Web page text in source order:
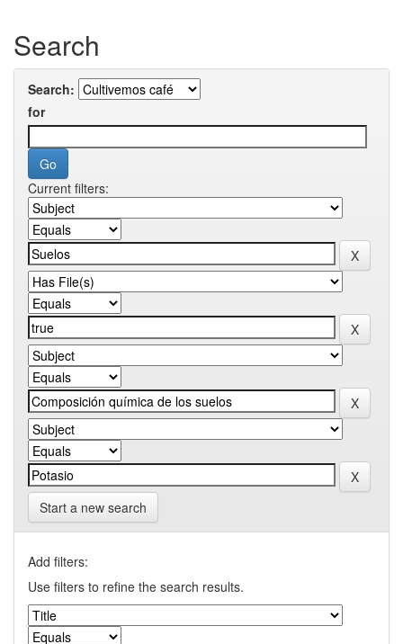
Search
Search:
for
Current filters:
Start a new search
Add filters:
Use filters to refine the search results.